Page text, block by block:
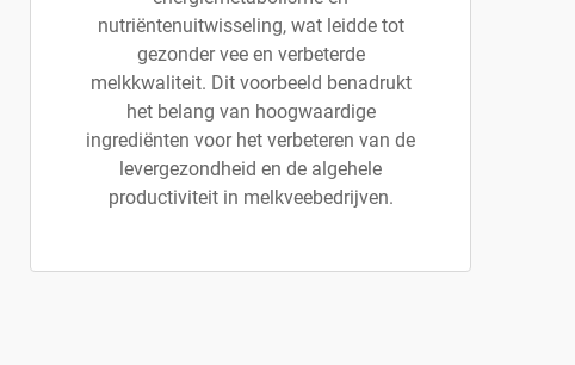
nutriëntenuitwisseling, wat leidde tot
gezonder vee en verbeterde
melkkwaliteit. Dit voorbeeld benadrukt
het belang van hoogwaardige
ingrediënten voor het verbeteren van de
levergezondheid en de algehele
productiviteit in melkveebedrijven.